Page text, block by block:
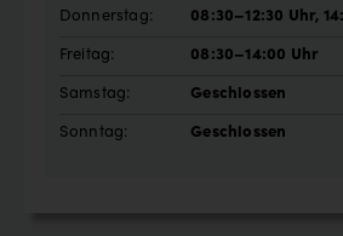
Donnerstag:
08:30–12:30 Uhr,
Freitag:
08:30–14:00 Uhr
Samstag:
Geschlossen
Sonntag:
Geschlossen